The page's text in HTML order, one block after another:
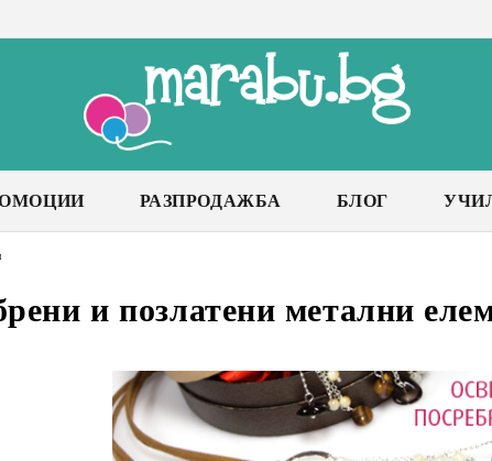
РАЗПРОДАЖБА БЛОГ
и позлатени метални